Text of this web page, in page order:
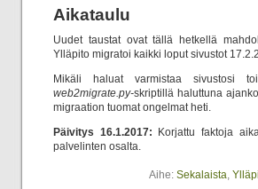
Aikataulu
Uudet taustat ovat tällä hetkellä
Ylläpito migratoi kaikki loput sivustot
Mikäli haluat varmistaa sivustosi
web2migrate.py-skriptillä haluttuna
migraation tuomat ongelmat heti.
Päivitys 16.1.2017: Korjattu faktoja
palvelinten osalta.
Aihe: Sekalaista,